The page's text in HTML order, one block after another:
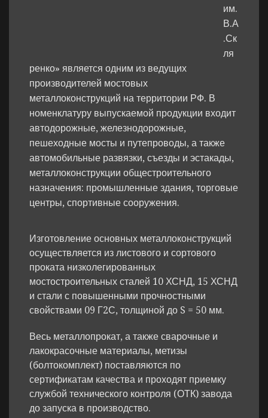
им.
В.А
.Ск
ля
ренко» является одним из ведущих
производителей мостовых
металлоконструкций на территории РФ. В
номенклатуру выпускаемой продукции входит
автодорожные, железнодорожные,
пешеходные мосты и путепроводы, а также
автомобильные развязки, съезды и эстакады,
металлоконструкции общестроительного
назначения: промышленные здания, торговые
центры, спортивные сооружения.
Изготовление основных металлоконструкций
осуществляется из листового и сортового
проката низколегированных
мостостроительных сталей 10 ХСНД, 15 ХСНД
и стали с повышенными прочностными
свойствами 09 Г2С, толщиной до S = 50 мм.
Весь металлопрокат, а также сварочные и
лакокрасочные материалы, метизы
(болтокомплект) поставляются по
сертификатам качества и проходят приемку
службой технического контроля (ОТК) завода
до запуска в производство.